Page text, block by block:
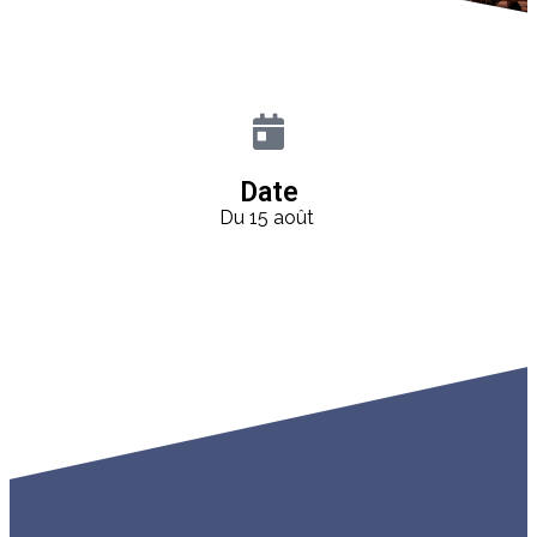
Date
Du 15 août